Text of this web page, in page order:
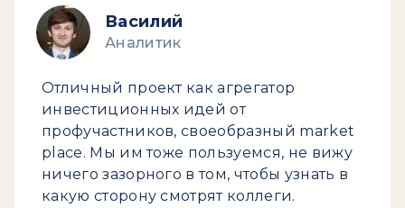
Василий
Аналитик
Отличный проект как агрегатор
инвестиционных идей от
профучастников, своеобразный market
place. Мы им тоже пользуемся, не вижу
ничего зазорного в том, чтобы узнать в
какую сторону смотрят коллеги.